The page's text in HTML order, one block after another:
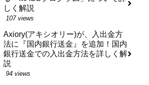
しく解説
107 views
Axiory(アキシオリー)が、入出金方
法に『国内銀行送金』を追加！国内
銀行送金での入出金方法を詳しく解
説
94 views